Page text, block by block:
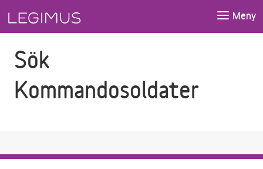
Meny
Sök
Kommandosoldater